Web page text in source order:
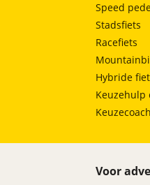
Speed
Stadsfiets
Racefiets
Hybride
Keuzehulp
Keuzecoach
Voor